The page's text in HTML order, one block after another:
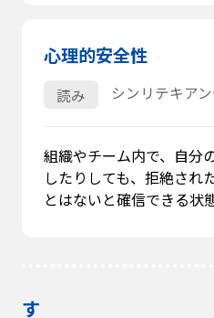
心理的安全性
読み シンリテキア
組織やチーム内で、自分
したりしても、拒絶され
とはないと確信できる状
す